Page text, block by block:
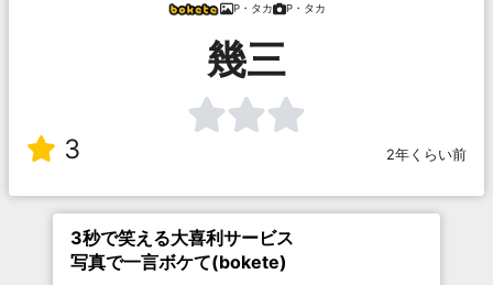
P・タカ P・タカ
幾三
3 2年くらい前
3秒で笑える大喜利サービス
写真で一言ボケて(bokete)